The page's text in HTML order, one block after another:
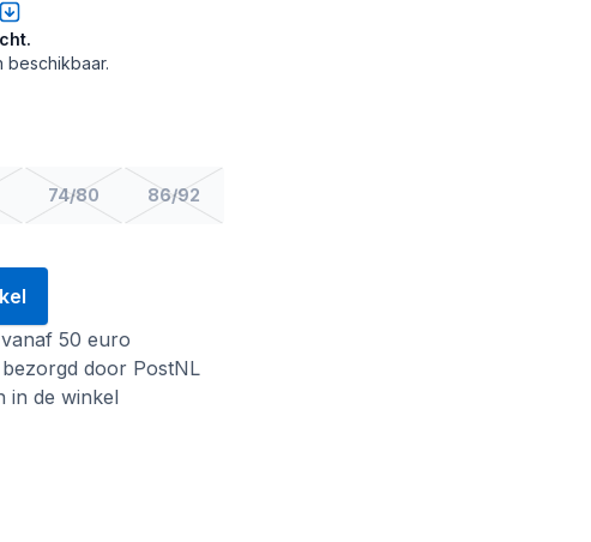
beschikbaar.
74/80 86/92
50 euro
door PostNL
in de winkel